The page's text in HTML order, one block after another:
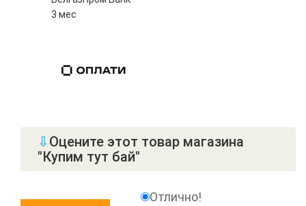
3 мес
⇩ Оцените этот товар магазина
"Купим тут бай"
Отлично!